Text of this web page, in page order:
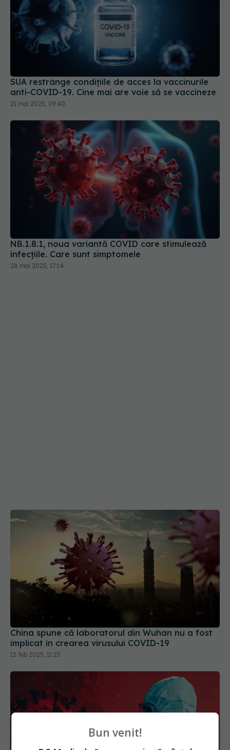
SUA restrânge condiţiile de acces la vaccinurile
anti-COVID-19. Cine mai are voie să se vaccineze
21 mai 2025, 09:40
NB.1.8.1, noua variantă COVID care stimulează
infecțiile. Care sunt simptomele
28 mai 2025, 17:14
China spune că laboratorul din Wuhan nu a fost
implicat în crearea virusului COVID-19
12 feb 2025, 11:25
Bun venit!